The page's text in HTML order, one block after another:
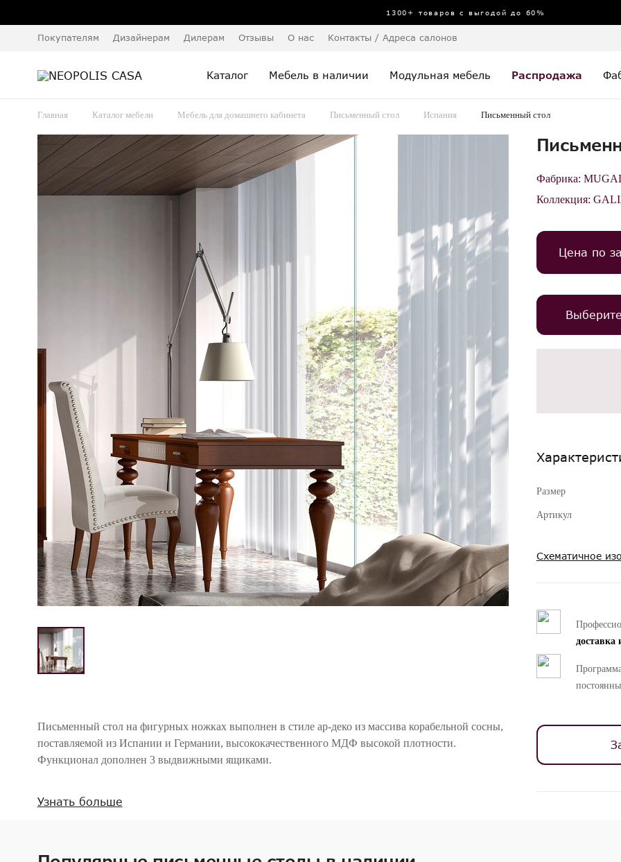
1300+ товаров с выгодой до 60%
Покупателям Дизайнерам Дилерам Отзывы О нас Контакты / Адреса салонов
Каталог Мебель в наличии Модульная мебель Распродажа
Главная Каталог мебели Мебель для домашнего кабинета Письменный стол Испания Письменный стол
Письменный стол на фигурных ножках выполнен в стиле ар-деко из массива корабельной сосны,
поставляемой из Испании и Германии, высококачественного МДФ высокой плотности.
Функционал дополнен 3 выдвижными ящиками.
Узнать больше
Фабрика:
Коллекция:
Цена по
Размер
Артикул
Схематичное
доставка